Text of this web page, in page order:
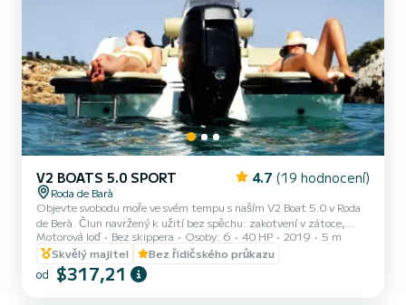
V2 BOATS 5.0 SPORT 4.7 (19 hodnocení)
Roda de Barà
Objevte svobodu moře ve svém tempu s naším V2 Boat 5.0 v Roda
de Berà.️ Člun navržený k užití bez spěchu: zakotvení v zátoce,
relaxace na slunci nebo sdílení občerstvení s výhledem na
Středozemní moře. Plán je na vás.️
Motorová loď Bez skippera Osoby: 6 40 HP 2019
5 m
Skvělý majitel
Bez řidičského průkazu
od $317,21